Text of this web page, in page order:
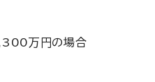
万円の場合